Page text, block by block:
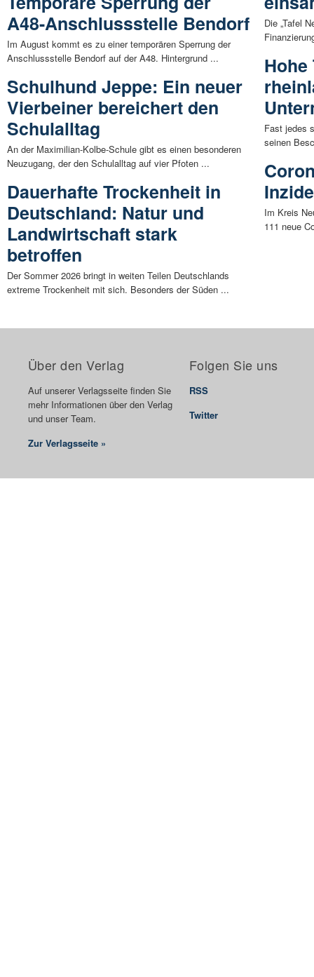
A48-Anschlussstelle Bendorf
Im August kommt es zu einer temporären Sperrung der
Anschlussstelle Bendorf auf der A48. Hintergrund ...
Schulhund Jeppe: Ein neuer
Vierbeiner bereichert den
Schulalltag
An der Maximilian-Kolbe-Schule gibt es einen besonderen
Neuzugang, der den Schulalltag auf vier Pfoten ...
Dauerhafte Trockenheit in
Deutschland: Natur und
Landwirtschaft stark
betroffen
Der Sommer 2026 bringt in weiten Teilen Deutschlands
extreme Trockenheit mit sich. Besonders der Süden ...
Die „Tafel
Fast jedes
seinen
Im Kreis
111 neue
Über den Verlag
Auf unserer Verlagsseite finden Sie
mehr Informationen über den Verlag
und unser Team.
Zur Verlagsseite »
Folgen Sie uns
RSS
Twitter